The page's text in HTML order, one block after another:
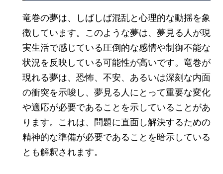
竜巻の夢は、しばしば混乱と心理的な動揺を象
徴しています。このような夢は、夢見る人が現
実生活で感じている圧倒的な感情や制御不能な
状況を反映している可能性が高いです。竜巻が
現れる夢は、恐怖、不安、あるいは深刻な内面
の衝突を示唆し、夢見る人にとって重要な変化
や適応が必要であることを示していることがあ
ります。これは、問題に直面し解決するための
精神的な準備が必要であることを暗示している
とも解釈されます。